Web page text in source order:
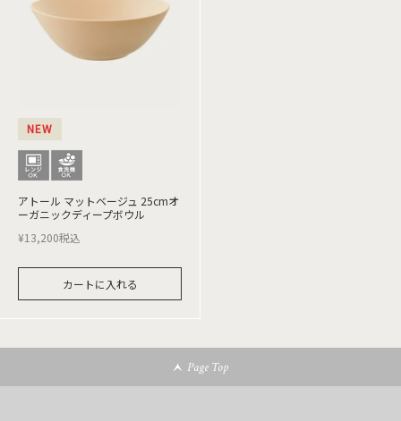
NEW
アトール マットベージュ 25cmオ
ーガニックディープボウル
¥13,200税込
カートに入れる
Page Top